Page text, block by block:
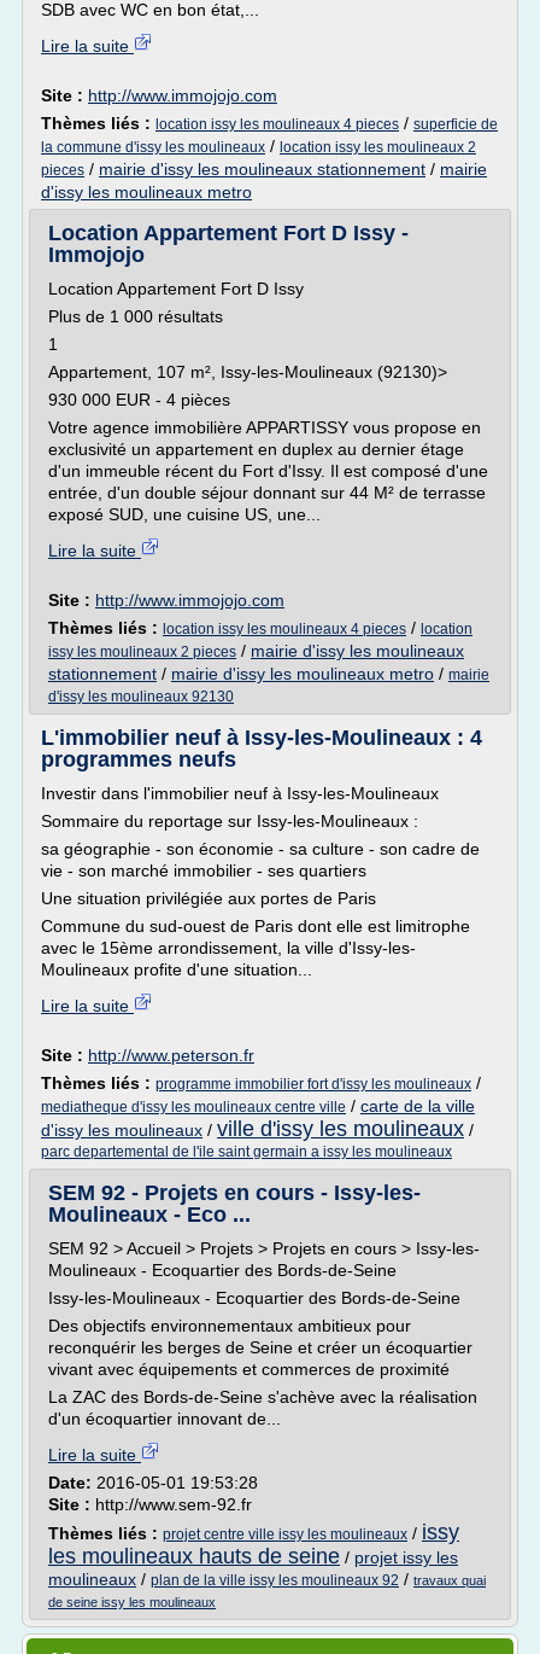
SDB avec WC en bon état,...
Lire la suite
Site : http://www.immojojo.com
Thèmes liés : location issy les moulineaux 4 pieces / superficie de
la commune d'issy les moulineaux / location issy les moulineaux 2
pieces / mairie d'issy les moulineaux stationnement / mairie
d'issy les moulineaux metro
Location Appartement Fort D Issy -
Immojojo
Location Appartement Fort D Issy
Plus de 1 000 résultats
1
Appartement, 107 m², Issy-les-Moulineaux (92130)>
930 000 EUR - 4 pièces
Votre agence immobilière APPARTISSY vous propose en
exclusivité un appartement en duplex au dernier étage
d'un immeuble récent du Fort d'Issy. Il est composé d'une
entrée, d'un double séjour donnant sur 44 M² de terrasse
exposé SUD, une cuisine US, une...
Lire la suite
Site : http://www.immojojo.com
Thèmes liés : location issy les moulineaux 4 pieces / location
issy les moulineaux 2 pieces / mairie d'issy les moulineaux
stationnement / mairie d'issy les moulineaux metro / mairie
d'issy les moulineaux 92130
L'immobilier neuf à Issy-les-Moulineaux : 4
programmes neufs
Investir dans l'immobilier neuf à Issy-les-Moulineaux
Sommaire du reportage sur Issy-les-Moulineaux :
sa géographie - son économie - sa culture - son cadre de
vie - son marché immobilier - ses quartiers
Une situation privilégiée aux portes de Paris
Commune du sud-ouest de Paris dont elle est limitrophe
avec le 15ème arrondissement, la ville d'Issy-les-
Moulineaux profite d'une situation...
Lire la suite
Site : http://www.peterson.fr
Thèmes liés : programme immobilier fort d'issy les moulineaux /
mediatheque d'issy les moulineaux centre ville / carte de la ville
d'issy les moulineaux / ville d'issy les moulineaux /
parc departemental de l'ile saint germain a issy les moulineaux
SEM 92 - Projets en cours - Issy-les-
Moulineaux - Eco ...
SEM 92 > Accueil > Projets > Projets en cours > Issy-les-
Moulineaux - Ecoquartier des Bords-de-Seine
Issy-les-Moulineaux - Ecoquartier des Bords-de-Seine
Des objectifs environnementaux ambitieux pour
reconquérir les berges de Seine et créer un écoquartier
vivant avec équipements et commerces de proximité
La ZAC des Bords-de-Seine s'achève avec la réalisation
d'un écoquartier innovant de...
Lire la suite
Date: 2016-05-01 19:53:28
Site : http://www.sem-92.fr
Thèmes liés : projet centre ville issy les moulineaux / issy
les moulineaux hauts de seine / projet issy les
moulineaux / plan de la ville issy les moulineaux 92 / travaux quai
de seine issy les moulineaux